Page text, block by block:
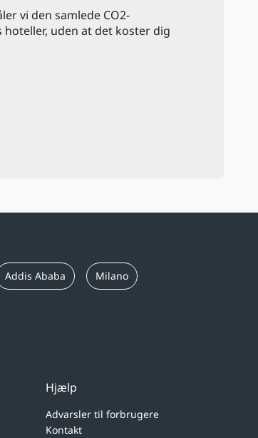
vi den samlede CO2-
uden at det koster dig
Addis Ababa Milano
Hjælp
Advarsler til forbrugere
Kontakt